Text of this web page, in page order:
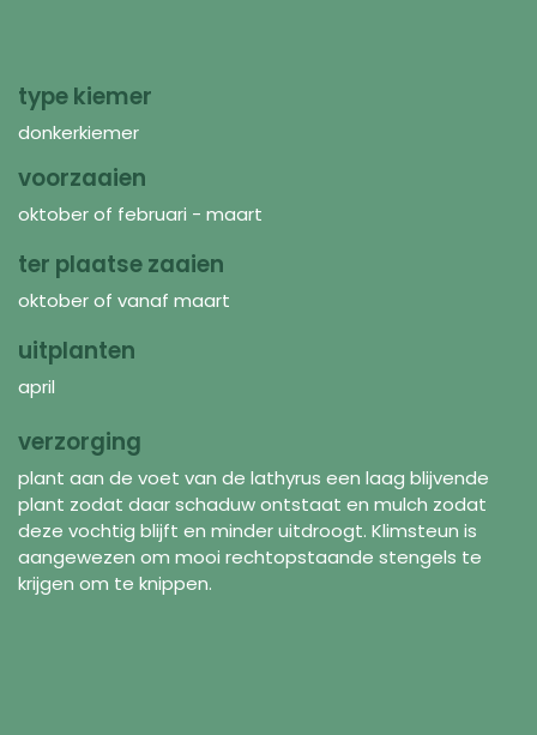
type kiemer
donkerkiemer
voorzaaien
oktober of februari - maart
ter plaatse zaaien
oktober of vanaf maart
uitplanten
april
verzorging
plant aan de voet van de lathyrus een laag blijvende
plant zodat daar schaduw ontstaat en mulch zodat
deze vochtig blijft en minder uitdroogt. Klimsteun is
aangewezen om mooi rechtopstaande stengels te
krijgen om te knippen.